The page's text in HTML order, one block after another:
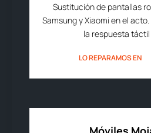
Sustitución de pantallas
Samsung y Xiaomi en el
la respuesta
LO REPARAMOS EN